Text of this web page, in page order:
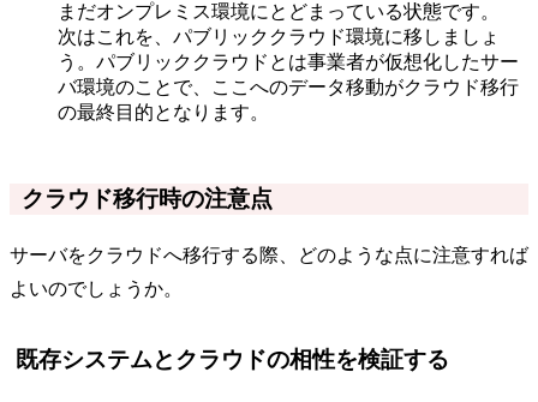
まだオンプレミス環境にとどまっている状態です。
次はこれを、パブリッククラウド環境に移しましょ
う。パブリッククラウドとは事業者が仮想化したサー
バ環境のことで、ここへのデータ移動がクラウド移行
の最終目的となります。
クラウド移行時の注意点
サーバをクラウドへ移行する際、どのような点に注意すれば
よいのでしょうか。
既存システムとクラウドの相性を検証する